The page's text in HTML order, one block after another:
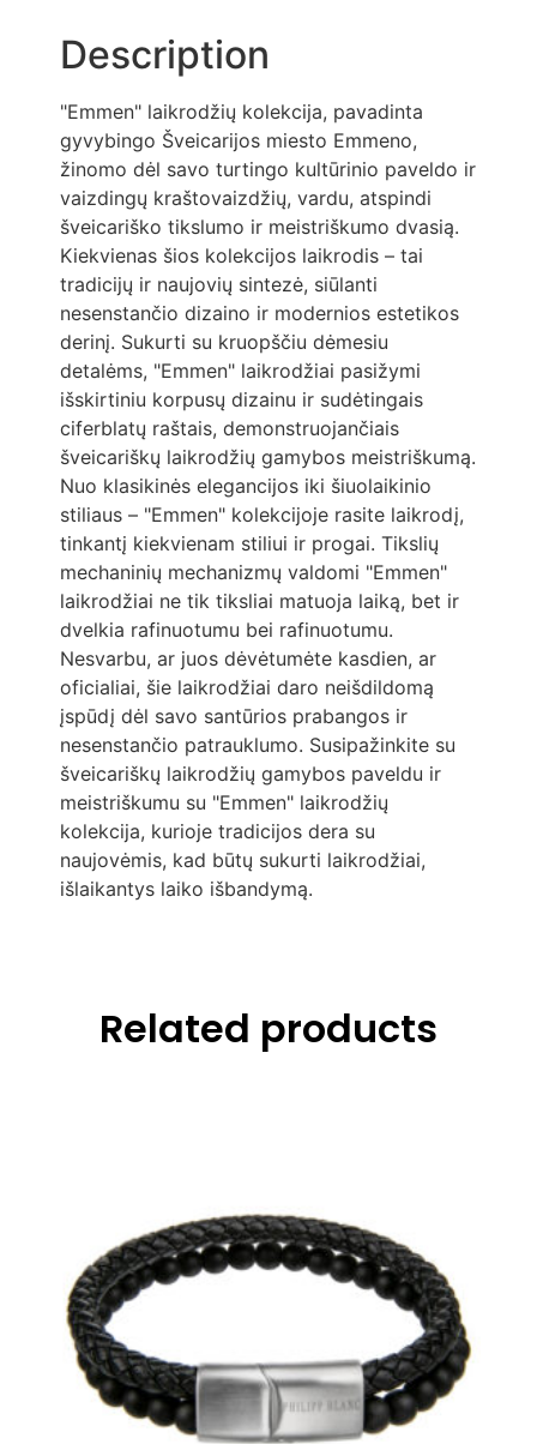
Description
"Emmen" laikrodžių kolekcija, pavadinta
gyvybingo Šveicarijos miesto Emmeno,
žinomo dėl savo turtingo kultūrinio paveldo ir
vaizdingų kraštovaizdžių, vardu, atspindi
šveicariško tikslumo ir meistriškumo dvasią.
Kiekvienas šios kolekcijos laikrodis – tai
tradicijų ir naujovių sintezė, siūlanti
nesenstančio dizaino ir modernios estetikos
derinį. Sukurti su kruopščiu dėmesiu
detalėms, "Emmen" laikrodžiai pasižymi
išskirtiniu korpusų dizainu ir sudėtingais
ciferblatų raštais, demonstruojančiais
šveicariškų laikrodžių gamybos meistriškumą.
Nuo klasikinės elegancijos iki šiuolaikinio
stiliaus – "Emmen" kolekcijoje rasite laikrodį,
tinkantį kiekvienam stiliui ir progai. Tikslių
mechaninių mechanizmų valdomi "Emmen"
laikrodžiai ne tik tiksliai matuoja laiką, bet ir
dvelkia rafinuotumu bei rafinuotumu.
Nesvarbu, ar juos dėvėtumėte kasdien, ar
oficialiai, šie laikrodžiai daro neišdildomą
įspūdį dėl savo santūrios prabangos ir
nesenstančio patrauklumo. Susipažinkite su
šveicariškų laikrodžių gamybos paveldu ir
meistriškumu su "Emmen" laikrodžių
kolekcija, kurioje tradicijos dera su
naujovėmis, kad būtų sukurti laikrodžiai,
išlaikantys laiko išbandymą.
Related products